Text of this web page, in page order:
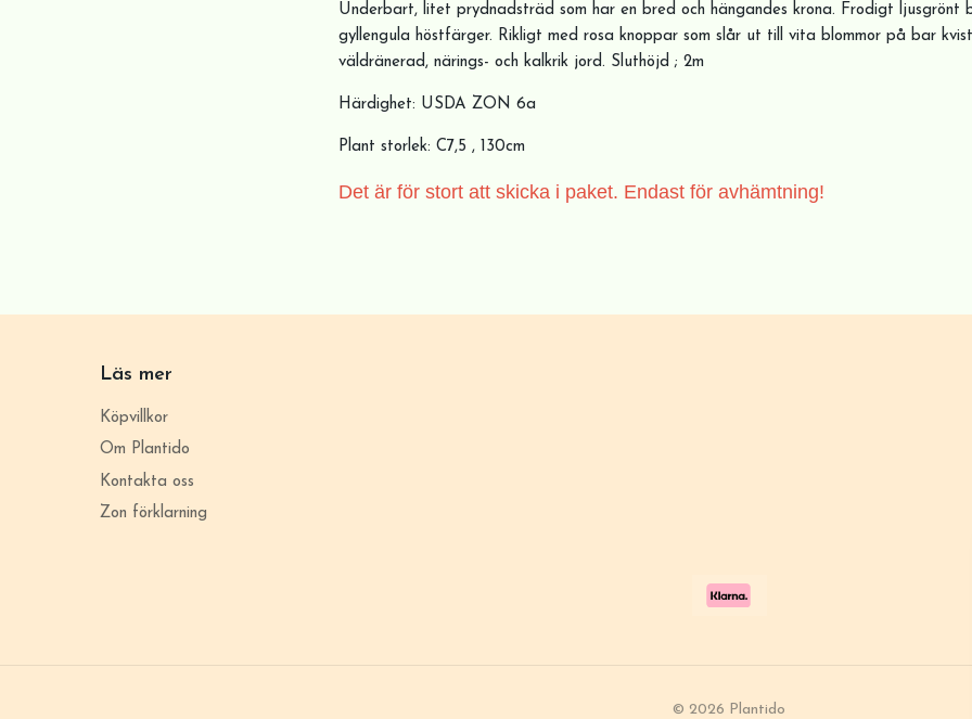
Underbart, litet prydnadsträd som har en bred och hängandes krona. Frodigt ljusgrönt
gyllengula höstfärger. Rikligt med rosa knoppar som slår ut till vita blommor på bar
väldränerad, närings- och kalkrik jord. Sluthöjd ; 2m
Härdighet: USDA ZON 6a
Plant storlek: C7,5 , 130cm
Det är för stort att skicka i paket. Endast för avhämtning!
Läs mer
Köpvillkor
Om Plantido
Kontakta oss
Zon förklarning
© 2026 Plantido